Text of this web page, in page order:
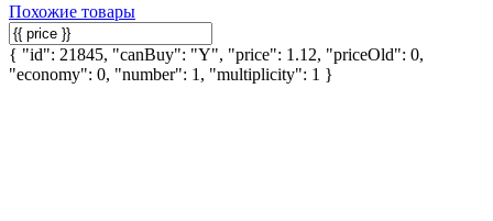
Похожие товары
{ "id": 21845, "canBuy": "Y", "price": 1.12, "priceOld": 0,
"economy": 0, "number": 1, "multiplicity": 1 }